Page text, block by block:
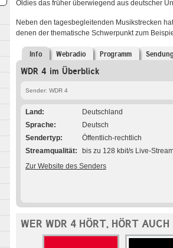
Oldies das früher überwiegend aus deutscher
Neben den tagesbegleitenden Musikstrecken
denen der thematische Schwerpunkt zum
Info Webradio Programm
WDR 4 im Überblick
Sender: WDR 4
Land
Deutschland
Sprache
Deutsch
Sendertyp
Öffentlich-rechtlich
Streamqualität
bis zu 128 kbit/s Live-
Zur Website des Senders
WER WDR 4 HÖRT, HÖRT AUCH